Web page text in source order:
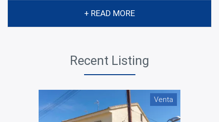
+ READ MORE
Recent Listing
Venta